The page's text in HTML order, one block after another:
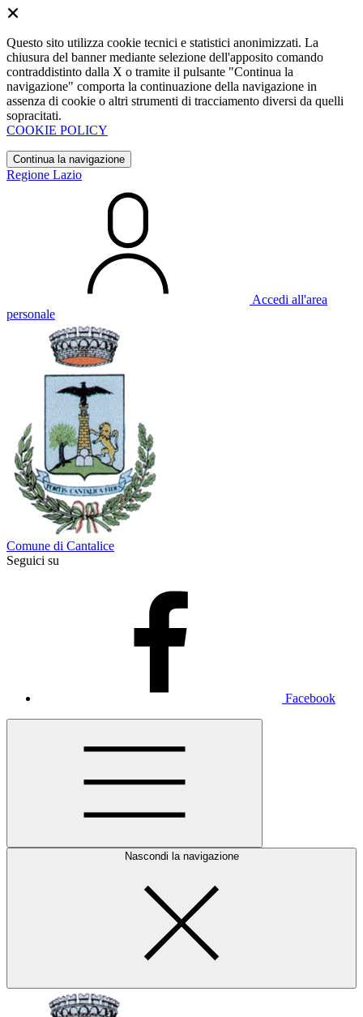
Questo sito utilizza cookie tecnici e statistici anonimizzati. La
chiusura del banner mediante selezione dell'apposito comando
contraddistinto dalla X o tramite il pulsante "Continua la
navigazione" comporta la continuazione della navigazione in
assenza di cookie o altri strumenti di tracciamento diversi da quelli
sopracitati.
COOKIE POLICY
Continua la navigazione
Regione Lazio
Accedi all'area
personale
Comune di Cantalice
Seguici su
Facebook
Nascondi la navigazione